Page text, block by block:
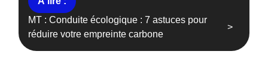
MT : Conduite écologique : 7 astuces pour
réduire votre empreinte carbone